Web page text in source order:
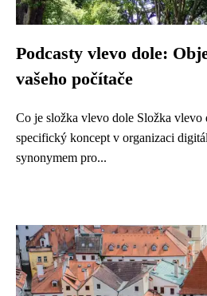
Podcasty vlevo dole:
vašeho počítače
Co je složka vlevo dole Složka vlevo
specifický koncept v organizaci
synonymem pro...